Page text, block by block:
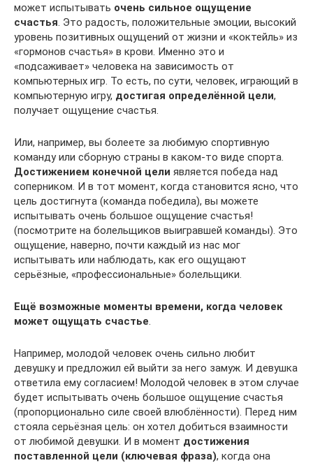
может испытывать очень сильное ощущение
счастья . Это радость, положительные эмоции, высокий
уровень позитивных ощущений от жизни и «коктейль» из
«гормонов счастья» в крови. Именно это и
«подсаживает» человека на зависимость от
компьютерных игр. То есть, по сути, человек, играющий в
компьютерную игру, достигая определённой цели,
получает ощущение счастья.
Или, например, вы болеете за любимую спортивную
команду или сборную страны в каком-то виде спорта.
Достижением конечной цели является победа над
соперником. И в тот момент, когда становится ясно, что
цель достигнута (команда победила), вы можете
испытывать очень большое ощущение счастья!
(посмотрите на болельщиков выигравшей команды). Это
ощущение, наверно, почти каждый из нас мог
испытывать или наблюдать, как его ощущают
серьёзные, «профессиональные» болельщики.
Ещё возможные моменты времени, когда человек
может ощущать счастье
Например, молодой человек очень сильно любит
девушку и предложил ей выйти за него замуж. И девушка
ответила ему согласием! Молодой человек в этом случае
будет испытывать очень большое ощущение счастья
(пропорционально силе своей влюблённости). Перед ним
стояла серьёзная цель: он хотел добиться взаимности
от любимой девушки. И в момент достижения
поставленной цели (ключевая фраза), когда она